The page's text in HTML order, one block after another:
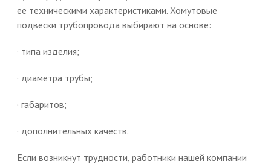
ее техническими характеристиками. Хомутовые
подвески трубопровода выбирают на основе:
· типа изделия;
· диаметра трубы;
· габаритов;
· дополнительных качеств.
Если возникнут трудности, работники нашей компании